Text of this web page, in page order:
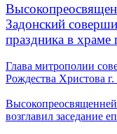
Задонский
праздника в
Глава митрополии
Рождества Христова
возглавил заседание